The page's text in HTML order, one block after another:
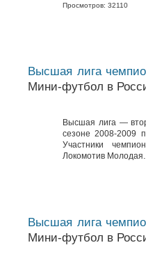
Просмотров: 32110
Высшая лига
Мини-футбол в
Высшая лига —
сезоне 2008-2009
Участники
Локомотив
Высшая лига
Мини-футбол в